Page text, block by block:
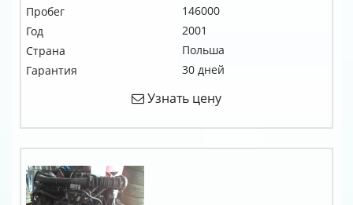
Пробег
146000
Год
2001
Страна
Польша
Гарантия
30 дней
Узнать цену